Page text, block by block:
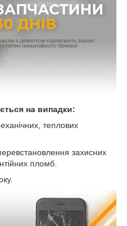
на випадки:
теплових
захисних
пломб.